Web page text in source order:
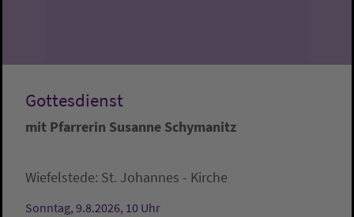
Gottesdienst
mit Pfarrerin Susanne Schymanitz
Wiefelstede: St. Johannes - Kirche
Sonntag, 9.8.2026, 10 Uhr